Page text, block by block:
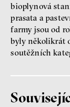
bioplynová
prasata a
farmy jsou od
byly několikrát
soutěžních